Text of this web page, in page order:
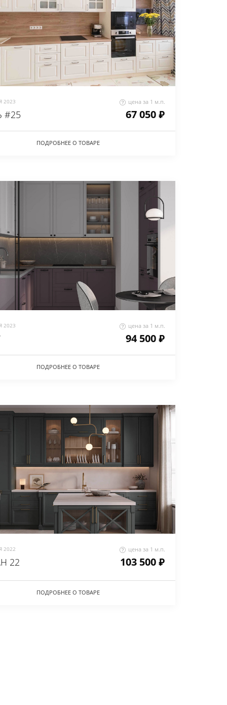
2023 цена за 1 м.п.
#25 67 050 ₽
ПОДРОБНЕЕ О ТОВАРЕ
2023 цена за 1 м.п.
94 500 ₽
ПОДРОБНЕЕ О ТОВАРЕ
2022 цена за 1 м.п.
22 103 500 ₽
ПОДРОБНЕЕ О ТОВАРЕ